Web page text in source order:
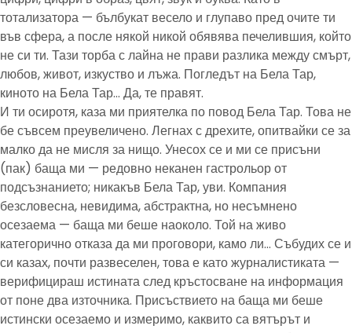
тотализатора — бълбукат весело и глупаво пред очите ти
във сфера, а после някой никой обявява печелившия, който
не си ти. Тази торба с лайна не прави разлика между смърт,
любов, живот, изкуство и лъжа. Погледът на Бела Тар,
киното на Бела Тар… Да, те правят.
И ти осиротя, каза ми приятелка по повод Бела Тар. Това не
бе съвсем преувеличено. Легнах с дрехите, опитвайки се за
малко да не мисля за нищо. Унесох се и ми се присъни
(пак) баща ми — редовно неканен гастрольор от
подсъзнанието; никакъв Бела Тар, уви. Компания
безсловесна, невидима, абстрактна, но несъмнено
осезаема — баща ми беше наоколо. Той на живо
категорично отказа да ми проговори, камо ли… Събудих се и
си казах, почти развеселен, това е като журналистиката —
верифицираш истината след кръстосване на информация
от поне два източника. Присъствието на баща ми беше
истински осезаемо и измеримо, каквито са вятърът и